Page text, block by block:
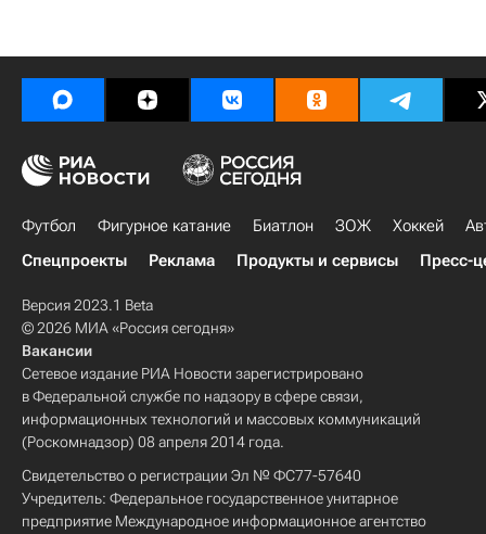
Футбол Фигурное катание Биатлон ЗОЖ Хоккей
Спецпроекты
Реклама Продукты и сервисы Пресс-
Версия 2023.1 Beta
© 2026 МИА «Россия сегодня»
Вакансии
Сетевое издание РИА Новости зарегистрировано
в Федеральной службе по надзору в сфере связи,
информационных технологий и массовых коммуникаций
(Роскомнадзор) 08 апреля 2014 года.
Свидетельство о регистрации Эл № ФС77-57640
Учредитель: Федеральное государственное унитарное
предприятие Международное информационное агентство